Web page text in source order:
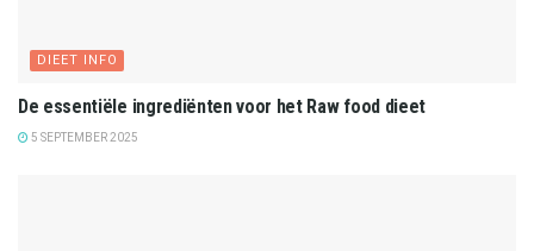
DIEET INFO
De essentiële ingrediënten voor het Raw food dieet
5 SEPTEMBER 2025